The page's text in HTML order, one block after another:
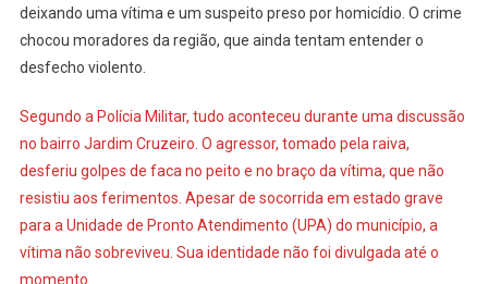
deixando uma vítima e um suspeito preso por homicídio. O crime
chocou moradores da região, que ainda tentam entender o
desfecho violento.
Segundo a Polícia Militar, tudo aconteceu durante uma discussão
no bairro Jardim Cruzeiro. O agressor, tomado pela raiva,
desferiu golpes de faca no peito e no braço da vítima, que não
resistiu aos ferimentos. Apesar de socorrida em estado grave
para a Unidade de Pronto Atendimento (UPA) do município, a
vítima não sobreviveu. Sua identidade não foi divulgada até o
momento.